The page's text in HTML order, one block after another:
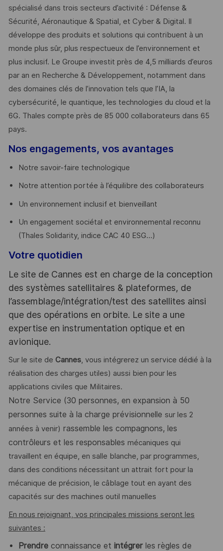
spécialisé dans trois secteurs d’activité : Défense &
Sécurité, Aéronautique & Spatial, et Cyber & Digital. Il
développe des produits et solutions qui contribuent à un
monde plus sûr, plus respectueux de l’environnement et
plus inclusif. Le Groupe investit près de 4,5 milliards d’euros
par an en Recherche & Développement, notamment dans
des domaines clés de l’innovation tels que l’IA, la
cybersécurité, le quantique, les technologies du cloud et la
6G. Thales compte près de 85 000 collaborateurs dans 65
pays. ​
Nos engagements, vos avantages
Notre savoir-faire technologique
Notre attention portée à l’équilibre des collaborateurs
Un environnement inclusif et bienveillant
Un engagement sociétal et environnemental reconnu
(Thales Solidarity, indice CAC 40 ESG…)
Votre quotidien
Le site de Cannes est en charge de la conception
des systèmes satellitaires & plateformes, de
l’assemblage/intégration/test des satellites ainsi
que des opérations en orbite. Le site a une
expertise en instrumentation optique et en
avionique.
Sur le site de Cannes, vous intégrerez un service dédié à la
réalisation des charges utiles) aussi bien pour les
applications civiles que Militaires.
Notre Service (30 personnes, en expansion à 50
personnes suite à la charge prévisionnelle sur les 2
années à venir) rassemble les compagnons, les
contrôleurs et les responsables mécaniques qui
travaillent en équipe, en salle blanche, par programmes,
dans des conditions nécessitant un attrait fort pour la
mécanique de précision, le câblage tout en ayant des
capacités sur des machines outil manuelles
En nous rejoignant, vos principales missions seront les
suivantes :
Prendreconnaissance et intégrerles règles de